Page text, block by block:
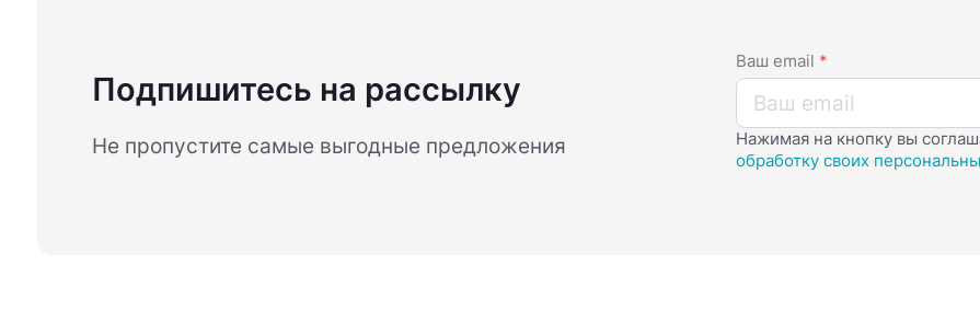
Подпишитесь на рассылку
Не пропустите самые выгодные предложения
Ваш email *
Нажимая на кнопку вы
обработку своих